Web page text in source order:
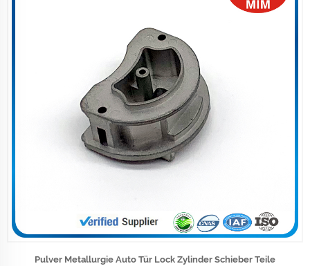
Pulver Metallurgie Auto Tür Lock Zylinder Schieber Teile